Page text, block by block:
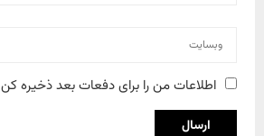
اطلاعات من را برای دفعات بعد ذخیره کن